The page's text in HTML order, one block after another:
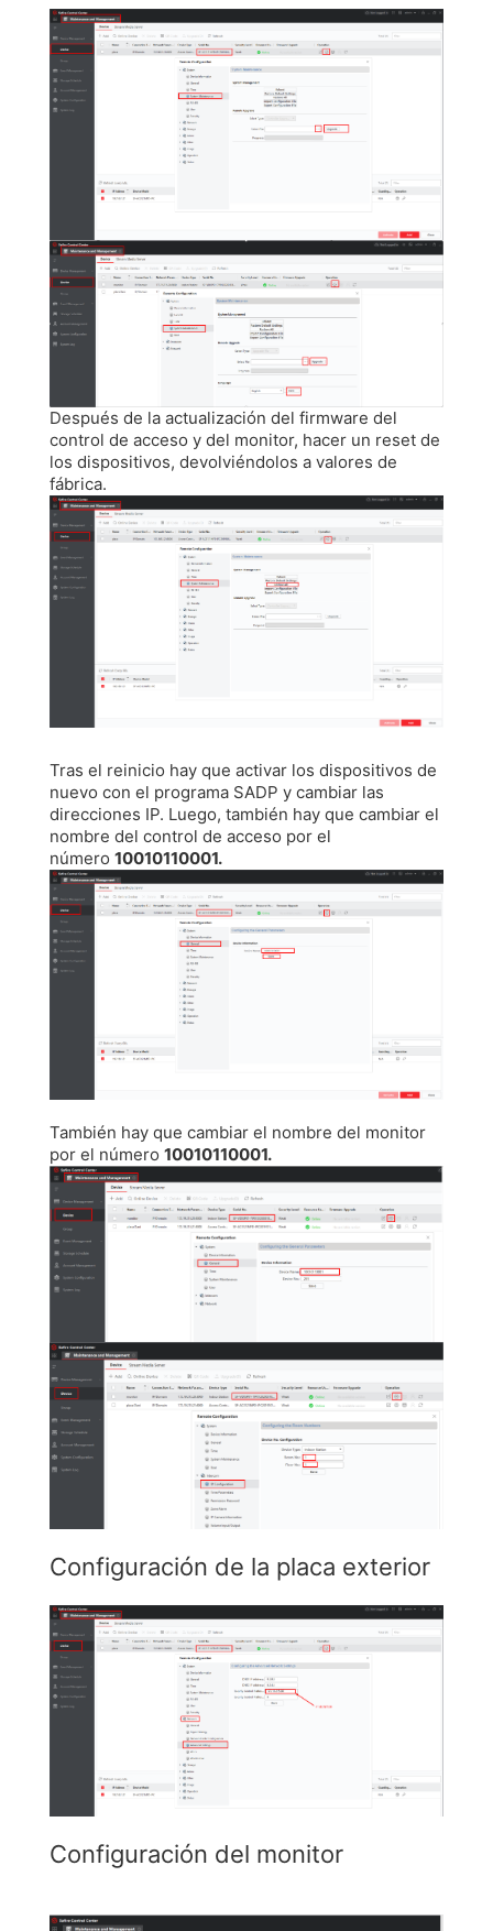
Después de la actualización del firmware del
control de acceso y del monitor, hacer un reset de
los dispositivos, devolviéndolos a valores de
fábrica.
Tras el reinicio hay que activar los dispositivos de
nuevo con el programa SADP y cambiar las
direcciones IP. Luego, también hay que cambiar el
nombre del control de acceso por el
número 10010110001.
También hay que cambiar el nombre del monitor
por el número 10010110001.
Configuración de la placa exterior
Configuración del monitor